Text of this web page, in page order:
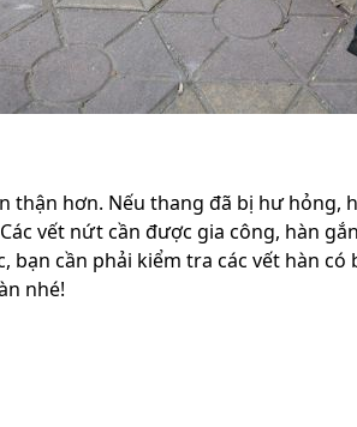
thận hơn. Nếu thang đã bị hư hỏng,
vết nứt cần được gia công, hàn
cần phải kiểm tra các vết hàn có
nhé!